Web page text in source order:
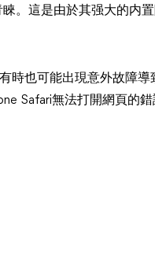
睞。這是由於其强大的内
時也可能出現意外故障導
Safari無法打開網頁的